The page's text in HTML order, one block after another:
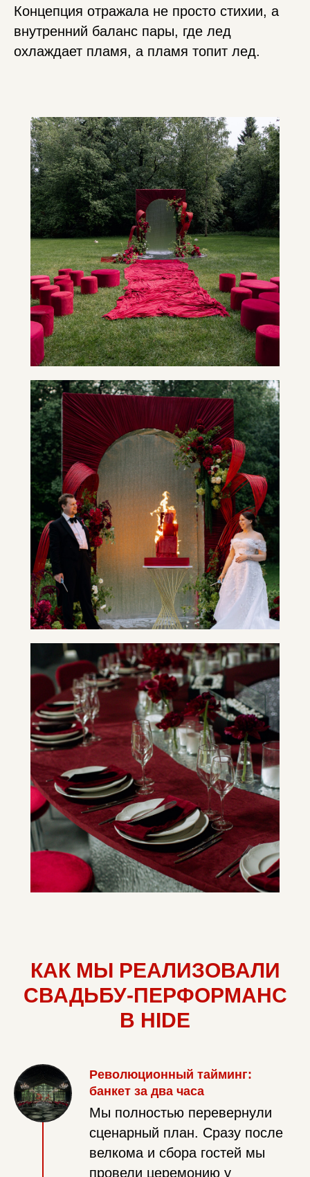
Концепция отражала не просто стихии, а
внутренний баланс пары, где лед
охлаждает пламя, а пламя топит лед.
КАК МЫ РЕАЛИЗОВАЛИ
СВАДЬБУ-ПЕРФОРМАНС
В HIDE
Революционный тайминг:
банкет за два часа
Мы полностью перевернули
сценарный план. Сразу после
велкома и сбора гостей мы
провели церемонию у